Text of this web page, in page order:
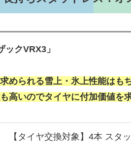
クVRX3」
められる雪上・氷上性能はも
高いのでタイヤに付加価値を
【タイヤ交換対象】4本 スタ